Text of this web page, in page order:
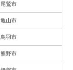
尾鷲市
亀山市
鳥羽市
熊野市